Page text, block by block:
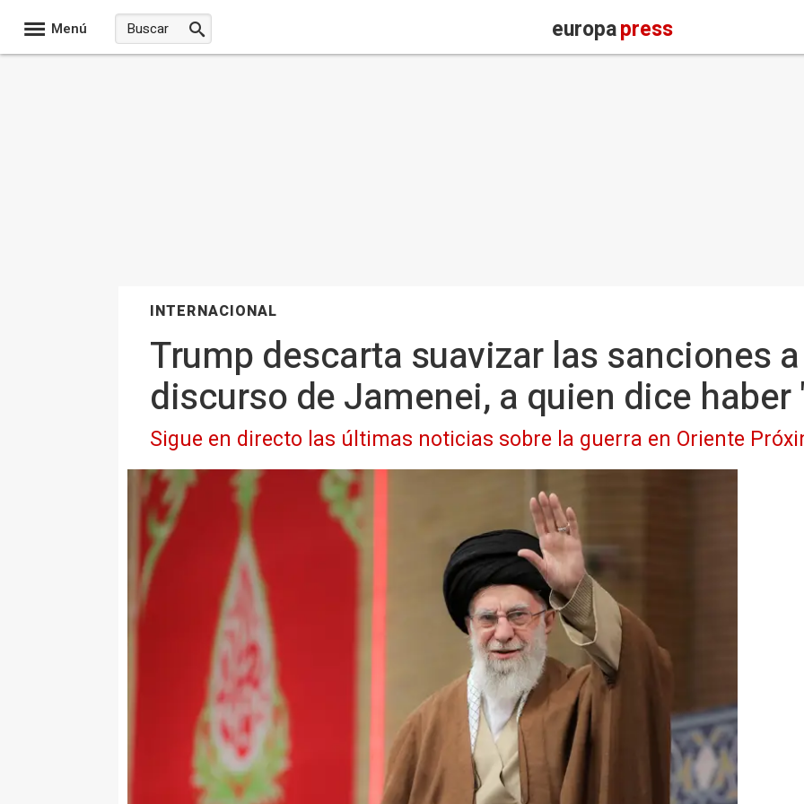
Menú europapress
INTERNACIONAL
Trump descarta suavizar las sanciones
discurso de Jamenei, a quien dice haber
Sigue en directo las últimas noticias sobre la guerra en Oriente